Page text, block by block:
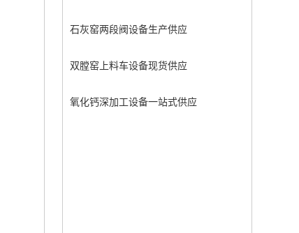
石灰窑两段阀设备生产供应
双膛窑上料车设备现货供应
氧化钙深加工设备一站式供应